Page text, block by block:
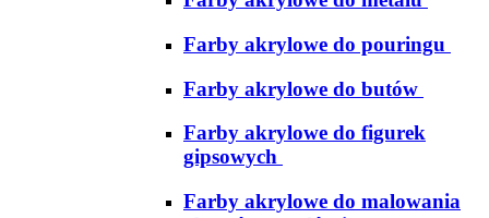
Farby akrylowe do pouringu
Farby akrylowe do butów
Farby akrylowe do figurek
gipsowych
Farby akrylowe do malowania